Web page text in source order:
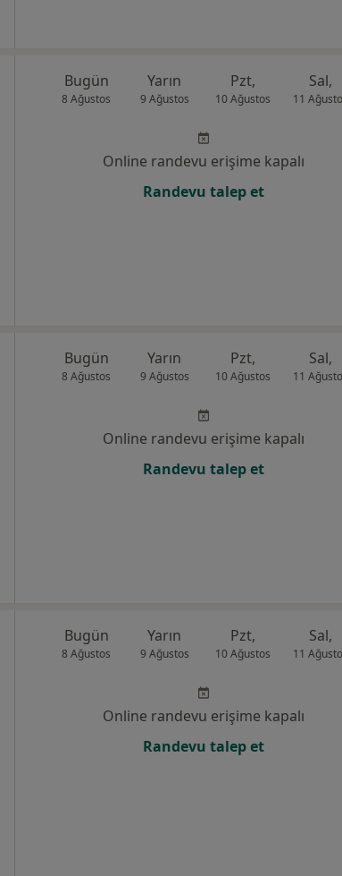
Bugün
8 Ağustos
Yarın
9 Ağustos
Pzt,
10 Ağustos
Sal,
11
Online randevu erişime kapalı
Randevu talep et
Bugün
8 Ağustos
Yarın
9 Ağustos
Pzt,
10 Ağustos
Sal,
11
Online randevu erişime kapalı
Randevu talep et
Bugün
8 Ağustos
Yarın
9 Ağustos
Pzt,
10 Ağustos
Sal,
11
Online randevu erişime kapalı
Randevu talep et